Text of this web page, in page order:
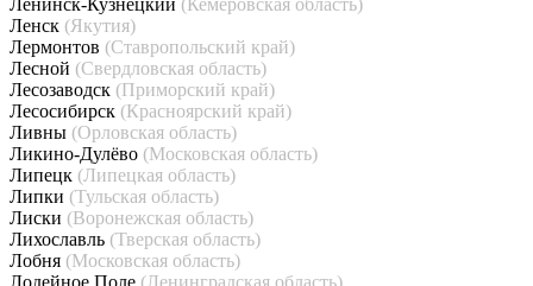
Ленинск-Кузнецкий (Кемеровская область)
Ленск (Якутия)
Лермонтов (Ставропольский край)
Лесной (Свердловская область)
Лесозаводск (Приморский край)
Лесосибирск (Красноярский край)
Ливны (Орловская область)
Ликино-Дулёво (Московская область)
Липецк (Липецкая область)
Липки (Тульская область)
Лиски (Воронежская область)
Лихославль (Тверская область)
Лобня (Московская область)